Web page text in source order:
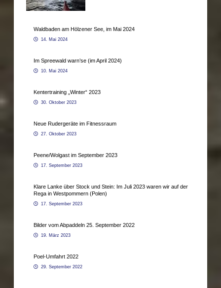
Waldbaden am Hölzener See, im Mai 2024
14. Mai 2024
Im Spreewald warn’se (im April 2024)
10. Mai 2024
Kentertraining „Winter“ 2023
30. Oktober 2023
Neue Rudergeräte im Fitnessraum
27. Oktober 2023
Peene/Wolgast im September 2023
17. September 2023
Klare Lanke über Stock und Stein: Im Juli 2023 waren wir auf der
Rega in Westpommern (Polen)
17. September 2023
Bilder vom Abpaddeln 25. September 2022
19. März 2023
Poel-Umfahrt 2022
29. September 2022